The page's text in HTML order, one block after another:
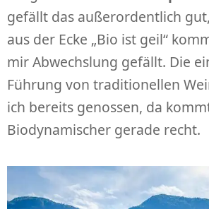
gefällt das außerordentlich
aus der Ecke „Bio ist geil“
mir Abwechslung gefällt. Die
Führung von traditionellen
ich bereits genossen, da
Biodynamischer gerade recht.